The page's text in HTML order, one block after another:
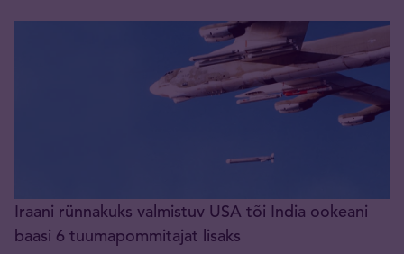
Iraani rünnakuks valmistuv USA tõi India ookeani
baasi 6 tuumapommitajat lisaks